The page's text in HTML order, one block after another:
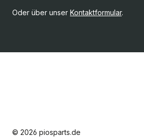
Oder über unser Kontaktformular.
© 2026 piosparts.de